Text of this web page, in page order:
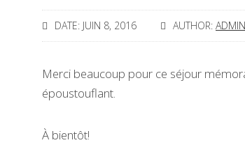
DATE: JUIN 8, 2016 AUTHOR: ADMIN
Merci beaucoup pour ce séjour
époustouflant.
À bientôt!